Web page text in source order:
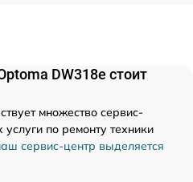
DW318e стоит
множество сервис-
по ремонту техники
сервис-центр выделяется